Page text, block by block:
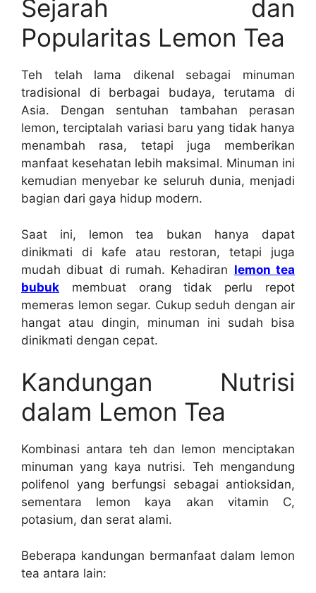
Sejarah dan
Popularitas Lemon Tea
Teh telah lama dikenal sebagai minuman
tradisional di berbagai budaya, terutama di
Asia. Dengan sentuhan tambahan perasan
lemon, terciptalah variasi baru yang tidak hanya
menambah rasa, tetapi juga memberikan
manfaat kesehatan lebih maksimal. Minuman ini
kemudian menyebar ke seluruh dunia, menjadi
bagian dari gaya hidup modern.
Saat ini, lemon tea bukan hanya dapat
dinikmati di kafe atau restoran, tetapi juga
mudah dibuat di rumah. Kehadiran lemon tea
bubuk membuat orang tidak perlu repot
memeras lemon segar. Cukup seduh dengan air
hangat atau dingin, minuman ini sudah bisa
dinikmati dengan cepat.
Kandungan Nutrisi
dalam Lemon Tea
Kombinasi antara teh dan lemon menciptakan
minuman yang kaya nutrisi. Teh mengandung
polifenol yang berfungsi sebagai antioksidan,
sementara lemon kaya akan vitamin C,
potasium, dan serat alami.
Beberapa kandungan bermanfaat dalam lemon
tea antara lain: